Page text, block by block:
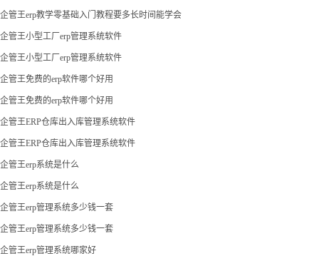
企管王erp教学零基础入门教程要多长时间能学会
企管王小型工厂erp管理系统软件
企管王小型工厂erp管理系统软件
企管王免费的erp软件哪个好用
企管王免费的erp软件哪个好用
企管王ERP仓库出入库管理系统软件
企管王ERP仓库出入库管理系统软件
企管王erp系统是什么
企管王erp系统是什么
企管王erp管理系统多少钱一套
企管王erp管理系统多少钱一套
企管王erp管理系统哪家好